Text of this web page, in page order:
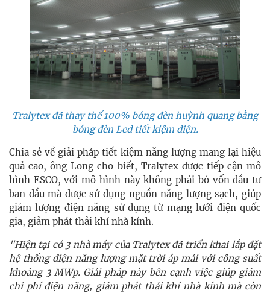
Tralytex đã thay thế 100% bóng đèn huỳnh quang bằng
bóng đèn Led tiết kiệm điện.
Chia sẻ về giải pháp tiết kiệm năng lượng mang lại hiệu
quả cao, ông Long cho biết, Tralytex được tiếp cận mô
hình ESCO, với mô hình này không phải bỏ vốn đầu tư
ban đầu mà được sử dụng nguồn năng lượng sạch, giúp
giảm lượng điện năng sử dụng từ mạng lưới điện quốc
gia, giảm phát thải khí nhà kính.
"Hiện tại có 3 nhà máy của Tralytex đã triển khai lắp đặt
hệ thống điện năng lượng mặt trời áp mái với công suất
khoảng 3 MWp. Giải pháp này bên cạnh việc giúp giảm
chi phí điện năng, giảm phát thải khí nhà kính mà còn